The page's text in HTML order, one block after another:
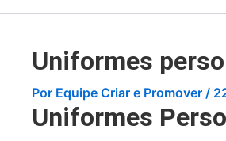
Uniformes
Por Equipe Criar e Promover /
Uniformes